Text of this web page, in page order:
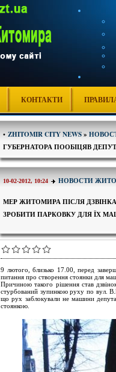
КОНТАКТИ
• ZHITOMIR CITY NEWS»
ГУБЕРНАТОРА ПООБІЦЯВ
10-02-2012, 10:24 НОВОСТИ
МЕР ЖИТОМИРА ПІСЛЯ
ЗРОБИТИ ПАРКОВКУ ДЛЯ ЇХ
9 лютого, близько 17.00, перед
питання про створення стоянки для
Причиною такого рішення став
стурбований зупинкою руху по вул.
що рух заблокували не машини
стоянкою.